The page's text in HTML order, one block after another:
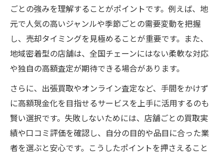
ごとの強みを理解することがポイントです。例えば、地
元で人気の高いジャンルや季節ごとの需要変動を把握
し、売却タイミングを見極めることが重要です。また、
地域密着型の店舗は、全国チェーンにはない柔軟な対応
や独自の高額査定が期待できる場合があります。
さらに、出張買取やオンライン査定など、手間をかけず
に高額現金化を目指せるサービスを上手に活用するのも
賢い選択です。失敗しないためには、店舗ごとの買取実
績や口コミ評価を確認し、自分の目的や品目に合った業
者を選ぶと安心です。こうしたポイントを押さえること